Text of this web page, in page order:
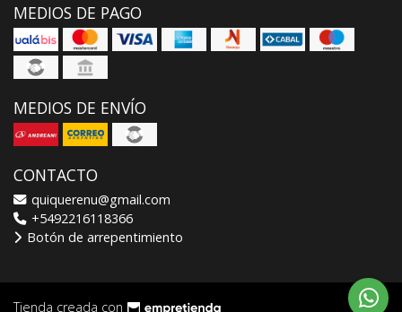
MEDIOS DE PAGO
MEDIOS DE ENVÍO
CONTACTO
quiquerenu@gmail.com
+5492216118366
Botón de arrepentimiento
Tienda creada con